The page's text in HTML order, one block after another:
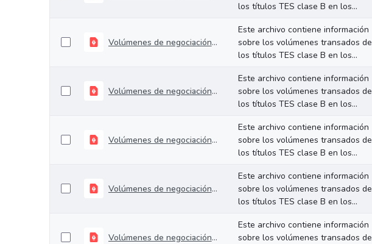
los títulos TES clase B en los...
Volúmenes de negociación del 03 al 07 de marzo de 2025
Este archivo contiene información
sobre los volúmenes transados de
los títulos TES clase B en los...
Volúmenes de negociación del 24 al 28 de febrero de 2025
Este archivo contiene información
sobre los volúmenes transados de
los títulos TES clase B en los...
Volúmenes de negociación del 17 al 21 de febrero de 2025
Este archivo contiene información
sobre los volúmenes transados de
los títulos TES clase B en los...
Volúmenes de negociación del 10 al 14 de febrero de 2025
Este archivo contiene información
sobre los volúmenes transados de
los títulos TES clase B en los...
Volúmenes de negociación del 03 al 07 de febrero de 2025
Este archivo contiene información
sobre los volúmenes transados de